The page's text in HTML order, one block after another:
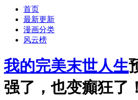
首页
最新更新
漫画分类
风云榜
我的完美末世人生
强了，也变癲狂了！